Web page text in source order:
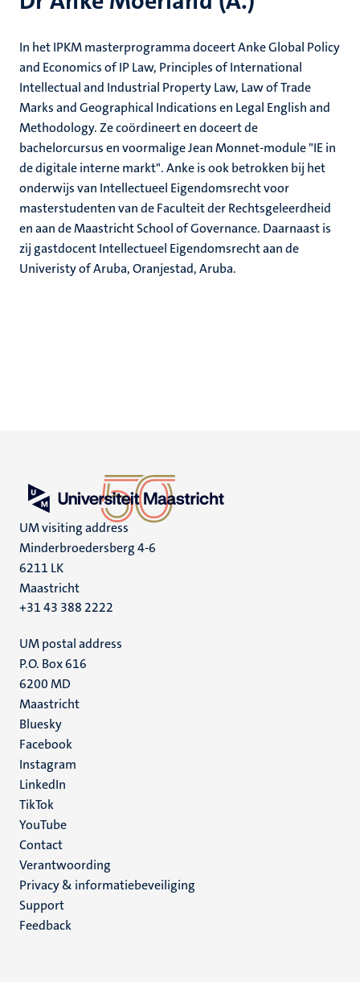
In het IPKM masterprogramma doceert Anke Global Policy
and Economics of IP Law, Principles of International
Intellectual and Industrial Property Law, Law of Trade
Marks and Geographical Indications en Legal English and
Methodology. Ze coördineert en doceert de
bachelorcursus en voormalige Jean Monnet-module "IE in
de digitale interne markt". Anke is ook betrokken bij het
onderwijs van Intellectueel Eigendomsrecht voor
masterstudenten van de Faculteit der Rechtsgeleerdheid
en aan de Maastricht School of Governance. Daarnaast is
zij gastdocent Intellectueel Eigendomsrecht aan de
Univeristy of Aruba, Oranjestad, Aruba.
UM visiting address
Minderbroedersberg 4-6
6211 LK
Maastricht
+31 43 388 2222
UM postal address
P.O. Box 616
6200 MD
Maastricht
Social
media
Bluesky
Facebook
Instagram
LinkedIn
TikTok
YouTube
Menu
footer
(NL)
Contact
Verantwoording
Privacy & informatiebeveiliging
Support
Feedback